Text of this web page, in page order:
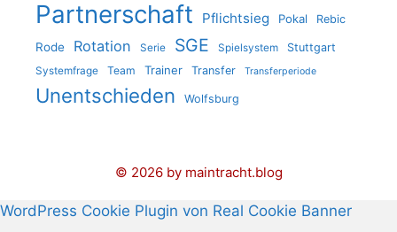
Partnerschaft Pflichtsieg Pokal Rebic
Rode Rotation Serie SGE Spielsystem Stuttgart
Systemfrage Team Trainer Transfer Transferperiode
Unentschieden Wolfsburg
© 2026 by maintracht.blog
WordPress Cookie Plugin von Real Cookie Banner